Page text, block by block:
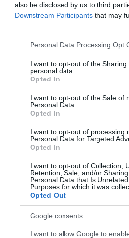
also be disclosed by us to third
Downstream Participants that may
Please note that this website/app
not limited to your visit or usage
grant or deny consent to Google
use your data for below specified
consent section.
Personal Data Processing Opt
I want to opt-out of the Sharing
personal data.
Opted In
I want to opt-out of the Sale of
Personal Data.
Opted In
I want to opt-out of processing
Personal Data for Targeted
Opted In
I want to opt-out of Collection,
Retention, Sale, and/or
Personal Data that Is
Purposes for which it was
Opted Out
Google consents
I want to allow Google to
Σε ό,τι αφορά την εξέλιξη της
δήμαρχος επεσήμανε ότι η
σε χαμηλότερα επίπεδα
περσινά επίπεδα. Μάλιστα,
οφείλεται τόσο στους